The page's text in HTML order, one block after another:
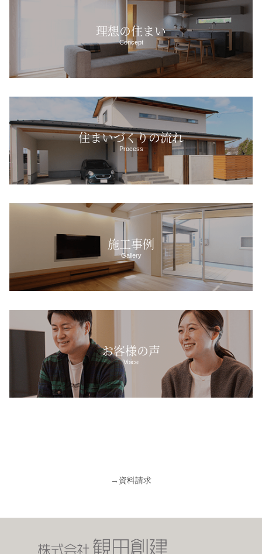
理想の住まい
Concept
住まいづくりの流れ
Process
施工事例
Gallery
お客様の声
Voice
→ 資料請求